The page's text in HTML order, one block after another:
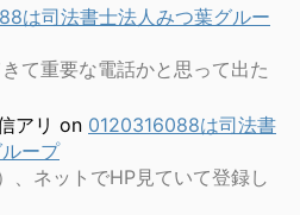
は司法書士法人みつ葉グルー
て重要な電話かと思って出た
アリ on 0120316088は司法書
ープ
、ネットでHP見ていて登録し